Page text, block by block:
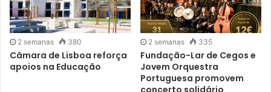
Bruno Cochat (coreografia), Hélder Freire Costa
(cenografia), José António Tenente (figurino), Maria Inês
Almeida (letra), Osvaldo Ferreira (música), e Leonor
Padinha (representante da EGEAC).
2 semanas 380
Câmara de Lisboa reforça
apoios na Educação
2 semanas 335
Fundação-Lar de Cegos e
Jovem Orquestra
Portuguesa promovem
concerto solidário